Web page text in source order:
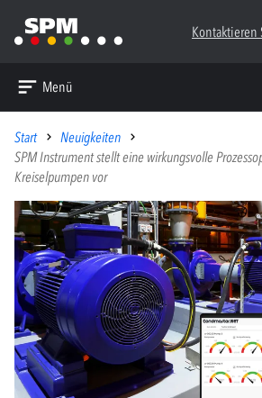
Kontaktieren
Menü
Start
Neuigkeiten
SPM Instrument stellt eine wirkungsvolle
Kreiselpumpen vor